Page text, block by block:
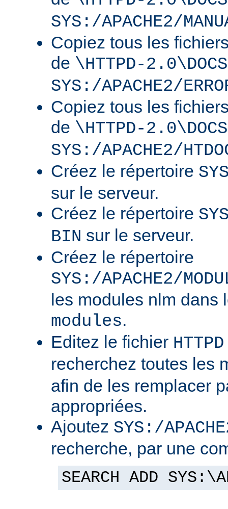
SYS:/APACHE2/
Copiez tous les
de \HTTPD-
SYS:/APACHE2/
Copiez tous les
de \HTTPD-
SYS:/APACHE2/
Créez le répertoire
sur le serveur.
Créez le répertoire
BIN sur le serveur.
Créez le répertoire
SYS:/APACHE2/
les modules nlm dans
modules.
Editez le fichier
recherchez toutes les
afin de les remplacer
appropriées.
Ajoutez SYS:/
recherche, par une
SEARCH ADD